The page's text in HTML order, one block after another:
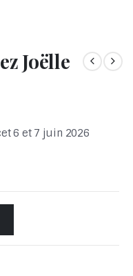
Joëlle
6 et 7 juin 2026